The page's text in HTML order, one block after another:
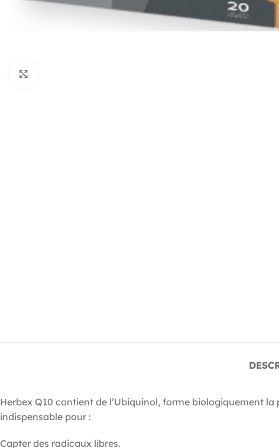
Herbex Q10 contient de l’Ubiquinol, forme biologiquement
indispensable pour :
Capter des radicaux libres.